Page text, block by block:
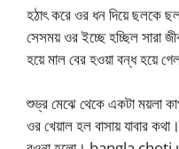
হঠাৎ করে ওর ধন দিয়ে ছলকে
সেসময় ওর ইচ্ছে হচ্ছিল সারা
হয়ে মাল বের হওয়া বন্ধ হয়ে
শুভ্র মেঝে থেকে একটা ময়লা
ওর খেয়াল হল বাসায় যাবার